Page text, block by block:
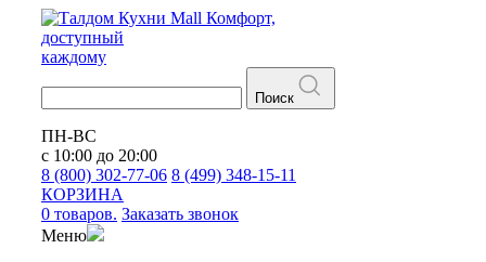
Кухни Mall Комфорт,
доступный
каждому
Поиск
ПН-ВС
с 10:00 до 20:00
8 (800) 302-77-06 8 (499) 348-15-11
КОРЗИНА
0 товаров. Заказать звонок
Меню